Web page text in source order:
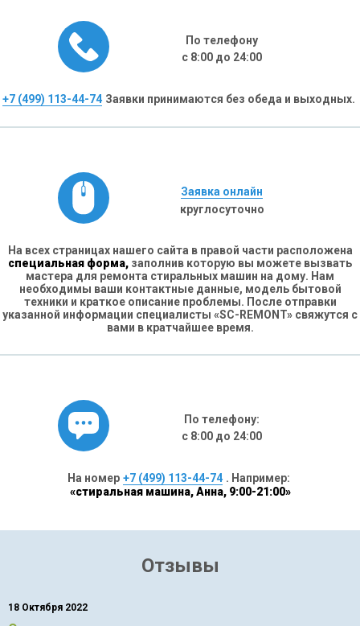
По телефону
с 8:00 до 24:00
+7 (499) 113-44-74 Заявки принимаются без обеда и выходных.
Заявка онлайн
круглосуточно
На всех страницах нашего сайта в правой части расположена
специальная форма, заполнив которую вы можете вызвать
мастера для ремонта стиральных машин на дому. Нам
необходимы ваши контактные данные, модель бытовой
техники и краткое описание проблемы. После отправки
указанной информации специалисты «SC-REMONT» свяжутся с
вами в кратчайшее время.
По телефону:
с 8:00 до 24:00
На номер +7 (499) 113-44-74 . Например:
«стиральная машина, Анна, 9:00-21:00»
Отзывы
18 Октября 2022